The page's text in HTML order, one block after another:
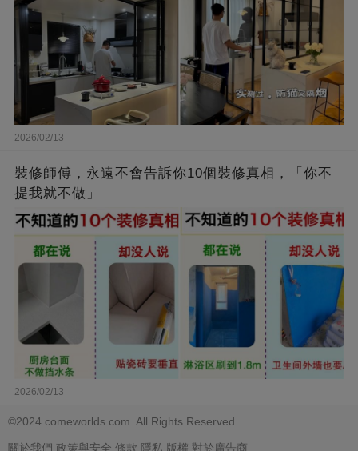
2026/02/13
裝修師傅，永遠不會告訴你10個裝修真相，「你不
提我就不做」
2026/02/13
©2024 comeworlds.com. All Rights Reserved.
關於我們 政策與安全 條款 隱私 版權 對於廣告商